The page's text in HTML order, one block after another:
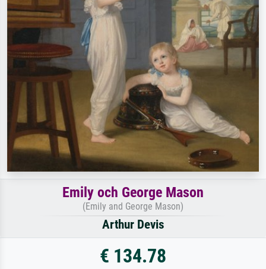
Emily och George Mason
(Emily and George Mason)
Arthur Devis
€ 134.78